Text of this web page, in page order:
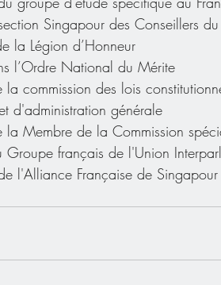
Singapour des Conseillers
la Légion d’Honneur
l’Ordre National du Mérite
la commission des lois
d'administration générale
la Membre de la Commission
Groupe français de l'Union
l'Alliance Française de Singapour